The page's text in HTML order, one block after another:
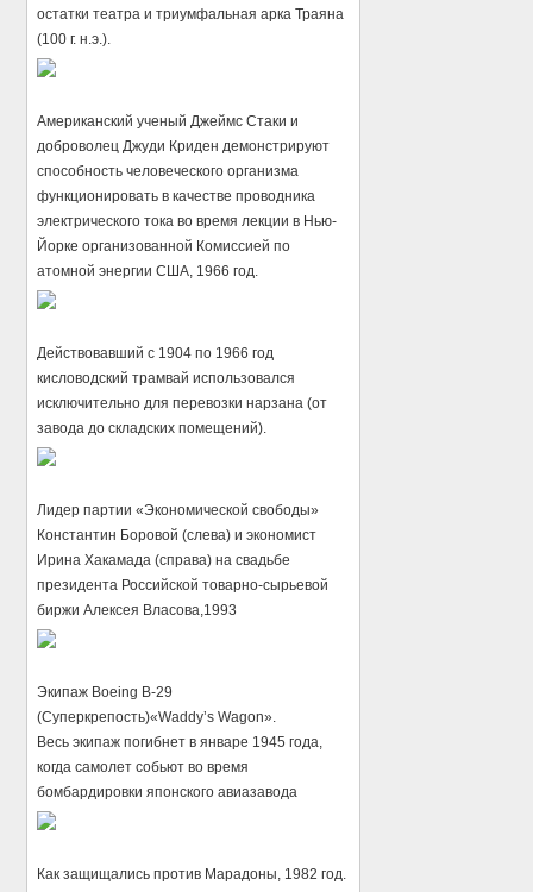
остатки театра и триумфальная арка Траяна
(100 г. н.э.).
Американский ученый Джеймс Стаки и
доброволец Джуди Криден демонстрируют
способность человеческого организма
функционировать в качестве проводника
электрического тока во время лекции в Нью-
Йорке организованной Комиссией по
атомной энергии США, 1966 год.
Действовавший с 1904 по 1966 год
кисловодский трамвай использовался
исключительно для перевозки нарзана (от
завода до складских помещений).
Лидер партии «Экономической свободы»
Константин Боровой (слева) и экономист
Ирина Хакамада (справа) на свадьбе
президента Российской товарно-сырьевой
биржи Алексея Власова,1993
Экипаж Boeing B-29
(Суперкрепость)«Waddy’s Wagon».
Весь экипаж погибнет в январе 1945 года,
когда самолет собьют во время
бомбардировки японского авиазавода
Как защищались против Марадоны, 1982 год.